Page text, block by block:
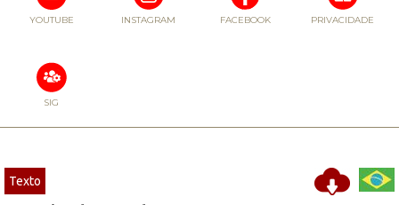
YOUTUBE INSTAGRAM FACEBOOK PRIVACIDADE
SIG
Texto